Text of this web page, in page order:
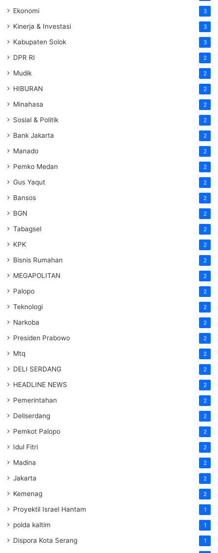
Ekonomi 3
Kinerja & Investasi 3
Kabupaten Solok 3
DPR RI 2
Mudik 2
HIBURAN 2
Minahasa 2
Sosial & Politik 2
Bank Jakarta 2
Manado 2
Pemko Medan 2
Gus Yaqut 2
Bansos 2
BGN 2
Tabagsel 2
KPK 2
Bisnis Rumahan 2
MEGAPOLITAN 2
Palopo 2
Teknologi 2
Narkoba 2
Presiden Prabowo 2
Mtq 2
DELI SERDANG 2
HEADLINE NEWS 2
Pemerintahan 2
Deliserdang 2
Pemkot Palopo 2
Idul Fitri 2
Madina 2
Jakarta 2
Kemenag 2
Proyektil Israel Hantam 1
polda kaltim 1
Dispora Kota Serang 1